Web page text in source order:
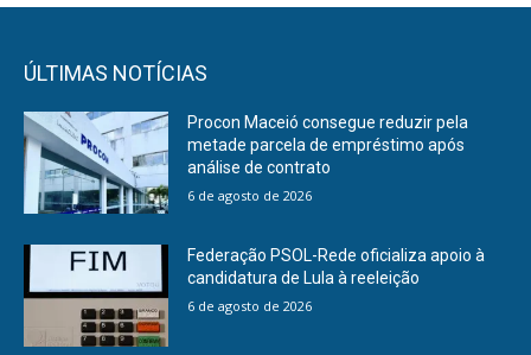
ÚLTIMAS NOTÍCIAS
Procon Maceió consegue reduzir pela
metade parcela de empréstimo após
análise de contrato
6 de agosto de 2026
Federação PSOL-Rede oficializa apoio à
candidatura de Lula à reeleição
6 de agosto de 2026